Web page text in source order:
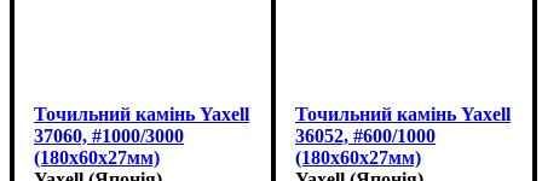
Точильний камінь Yaxell
37060, #1000/3000
(180х60х27мм)
Точильний камінь Yaxell
36052, #600/1000
(180х60х27мм)